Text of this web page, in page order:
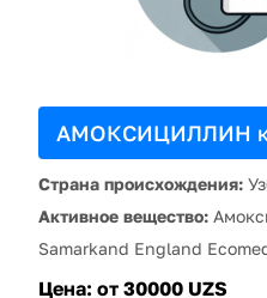
АМОКСИЦИЛЛИН
Страна происхождения:
Активное вещество:
Samarkand England
Цена: от 30000 UZS